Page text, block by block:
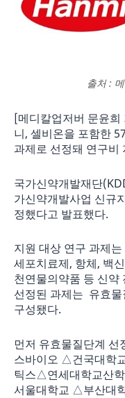
출처 :
[메디칼업저버 문윤희
니, 셀비온을 포함한
과제로 선정돼 연구비
국가신약개발재단
가신약개발사업 신규
정했다고 발표했다.
지원 대상 연구 과제
세포치료제, 항체, 백
천연물의약품 등 신약
선정된 과제는 유효
구성됐다.
먼저 유효물질단계
스바이오 △건국대학
틱스△연세대학교산
서울대학교 △부산대